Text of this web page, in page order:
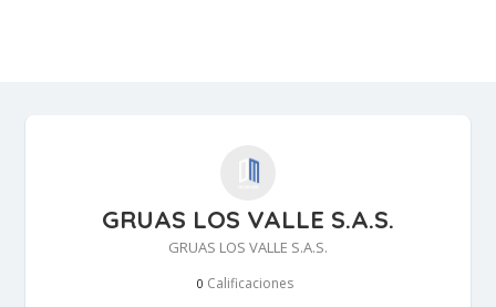
GRUAS LOS VALLE S.A.S.
GRUAS LOS VALLE S.A.S.
0 Calificaciones